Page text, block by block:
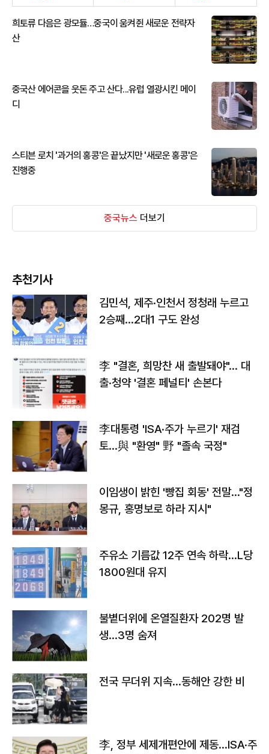
희토류 다음은 광모듈…중국이 움켜쥔 새로운 전략자
산
중국산 에어콘을 웃돈 주고 산다...유럽 열광시킨 메이
디
스티븐 로치 '과거의 홍콩'은 끝났지만 '새로운 홍콩'은
진행중
중국뉴스 더보기
추천기사
김민석, 제주·인천서 정청래 누르고
2승째…2대1 구도 완성
李 "결혼, 희망찬 새 출발돼야"… 대
출·청약 '결혼 페널티' 손본다
李대통령 'ISA·주가 누르기' 재검
토…與 "환영" 野 "졸속 국정"
이임생이 밝힌 '빵집 회동' 전말…"정
몽규, 홍명보로 하라 지시"
주유소 기름값 12주 연속 하락…L당
1800원대 유지
불볕더위에 온열질환자 202명 발
생…3명 숨져
전국 무더위 지속…동해안 강한 비
李, 정부 세제개편안에 제동…ISA·주